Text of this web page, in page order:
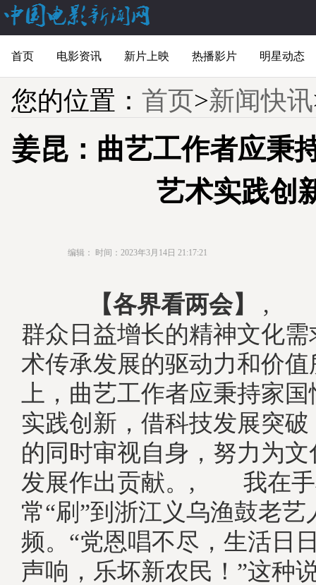
首页 电影资讯 新片上映 热播影片 明星动态
您的位置： 首页>新闻快讯
姜昆：曲艺工作者应秉
艺术实践创
编辑： 时间：2023年3月14日 21:17:21
【各界看两会】 ,
群众日益增长的精神文化
术传承发展的驱动力和价
上，曲艺工作者应秉持家
实践创新，借科技发展突
的同时审视自身，努力为
发展作出贡献。, 我在手
常“刷”到浙江义乌渔鼓老
频。“党恩唱不尽，生活日
声响，乐坏新农民！”这种